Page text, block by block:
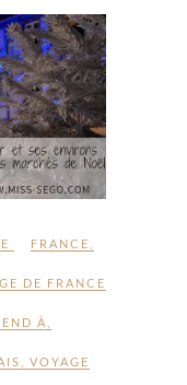
FRANCE
DE FRANCE
À
VOYAGE